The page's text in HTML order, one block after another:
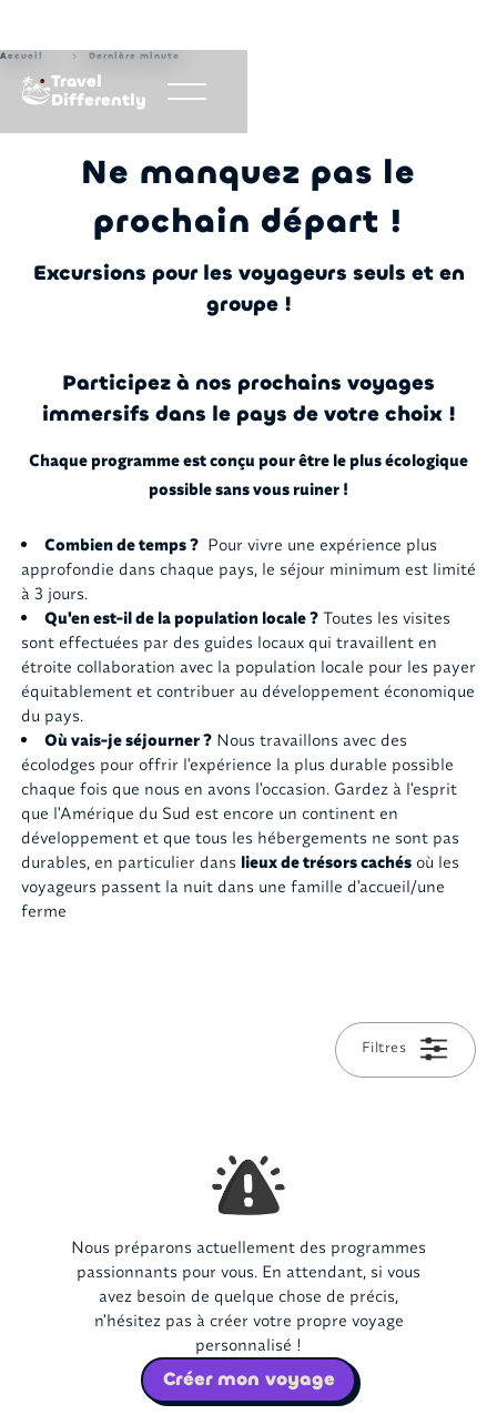
Travel
Differently
Accueil Dernière minute
Ne manquez pas le
prochain départ !
Excursions pour les voyageurs seuls et en
groupe !
Participez à nos prochains voyages
immersifs dans le pays de votre choix !
Chaque programme est conçu pour être le plus écologique
possible sans vous ruiner !
Combien de temps ?Pour vivre une expérience plus
approfondie dans chaque pays, le séjour minimum est limité
à 3 jours.
Qu'en est-il de la population locale ?Toutes les visites
sont effectuées par des guides locaux qui travaillent en
étroite collaboration avec la population locale pour les payer
équitablement et contribuer au développement économique
du pays.
Où vais-je séjourner ?Nous travaillons avec des
écolodges pour offrir l'expérience la plus durable possible
chaque fois que nous en avons l'occasion. Gardez à l'esprit
que l'Amérique du Sud est encore un continent en
développement et que tous les hébergements ne sont pas
durables, en particulier dans lieux de trésors cachésoù les
voyageurs passent la nuit dans une famille d'accueil/une
ferme
Filtres
Nous préparons actuellement des programmes
passionnants pour vous. En attendant, si vous
avez besoin de quelque chose de précis,
n'hésitez pas à créer votre propre voyage
personnalisé !
Créer mon voyage